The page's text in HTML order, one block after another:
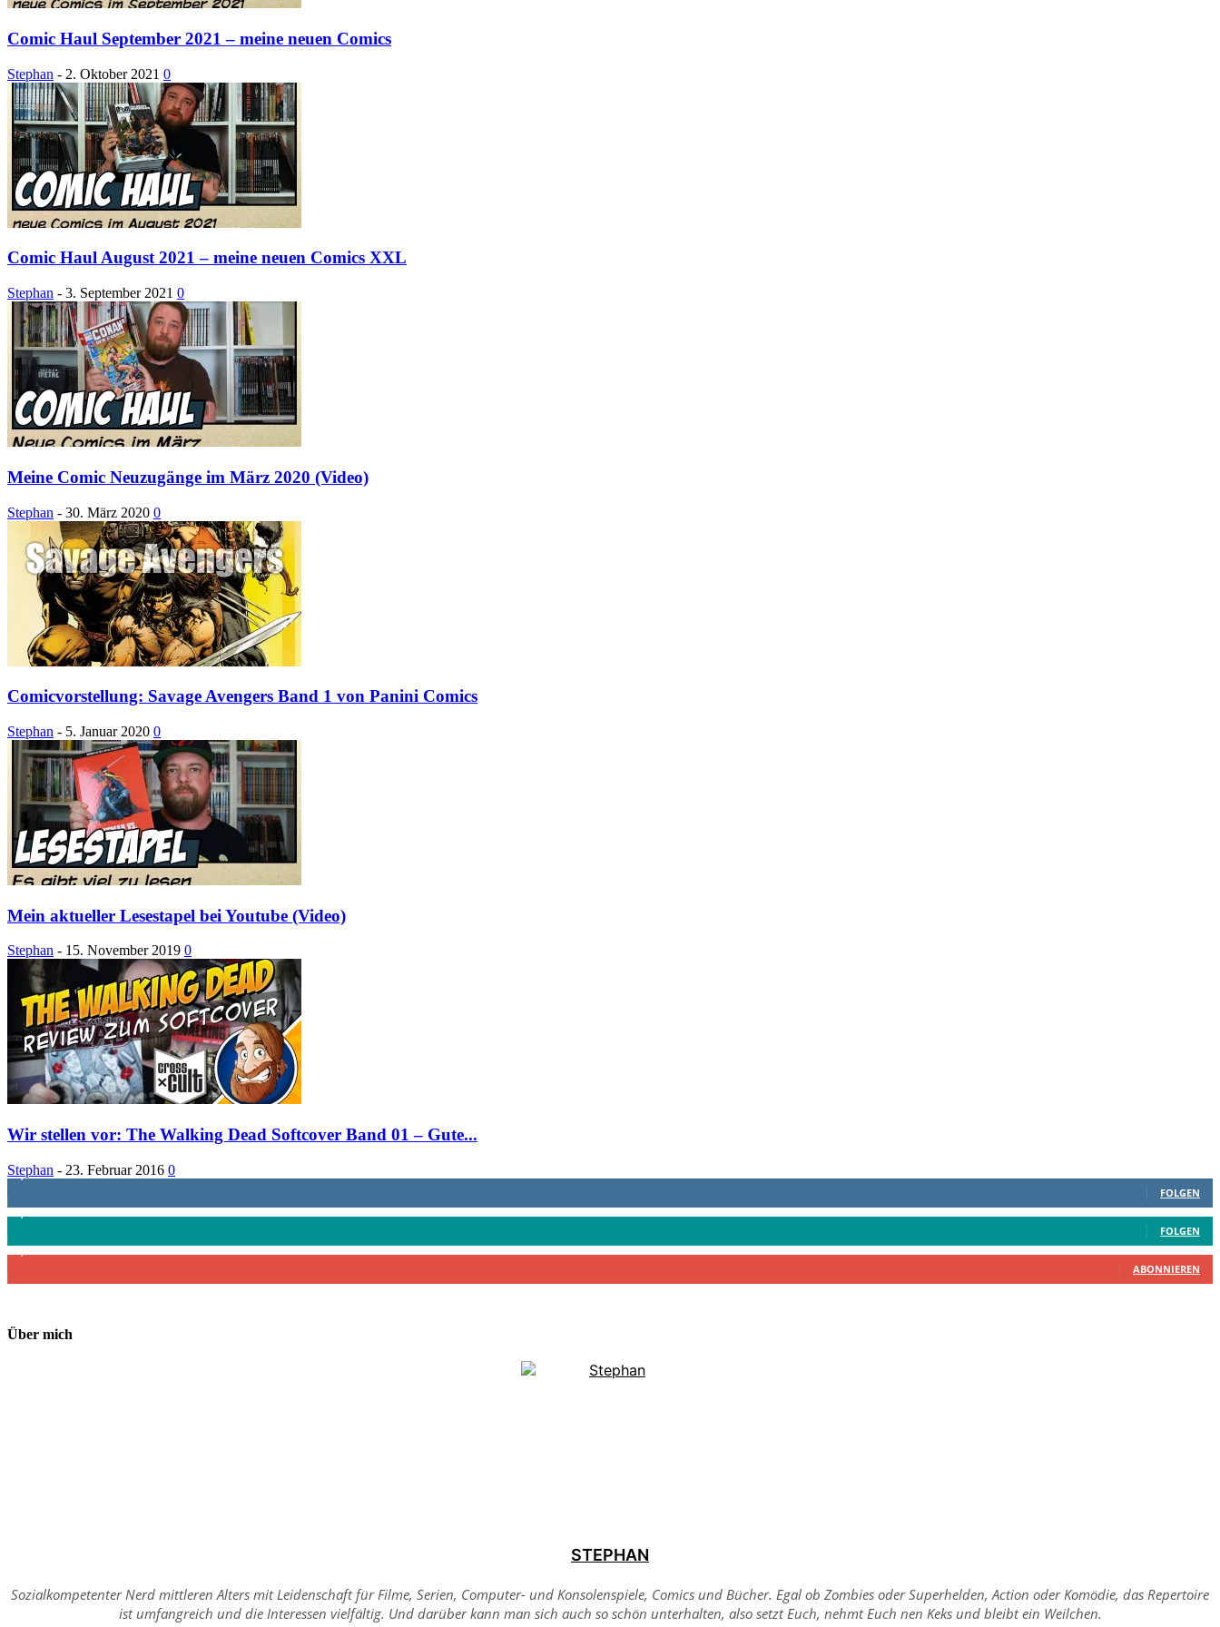
Comic Haul September 2021 – meine neuen Comics
Stephan - 2. Oktober 2021 0
Comic Haul August 2021 – meine neuen Comics XXL
Stephan - 3. September 2021 0
Meine Comic Neuzugänge im März 2020 (Video)
Stephan - 30. März 2020 0
Comicvorstellung: Savage Avengers Band 1 von Panini Comics
Stephan - 5. Januar 2020 0
Mein aktueller Lesestapel bei Youtube (Video)
Stephan - 15. November 2019 0
Wir stellen vor: The Walking Dead Softcover Band 01 – Gute...
Stephan - 23. Februar 2016 0
1,887 Follower
FOLGEN
FOLGEN
ABONNIEREN
Über mich
STEPHAN
Sozialkompetenter Nerd mittleren Alters mit Leidenschaft für Filme, Serien, Computer- und Konsolenspiele, Comics und Bücher. Egal ob Zombies oder Superhelden, Action oder Komödie, das Repertoire
ist umfangreich und die Interessen vielfältig. Und darüber kann man sich auch so schön unterhalten, also setzt Euch, nehmt Euch nen Keks und bleibt ein Weilchen.